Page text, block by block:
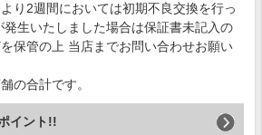
り2週間においては初期不良交換を行っ
生いたしました場合は保証書未記入の
保管の上 当店までお問い合わせお願い
の合計です。
イント!!